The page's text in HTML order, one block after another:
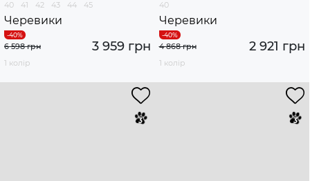
40 41 42 43 44 45
Черевики
3 959 грн
6 598 грн
1 колір
40
Черевики
2 921 грн
4 868 грн
1 колір